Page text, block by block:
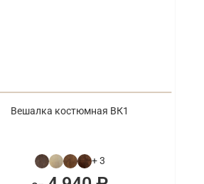
Вешалка костюмная ВК1
+ 3